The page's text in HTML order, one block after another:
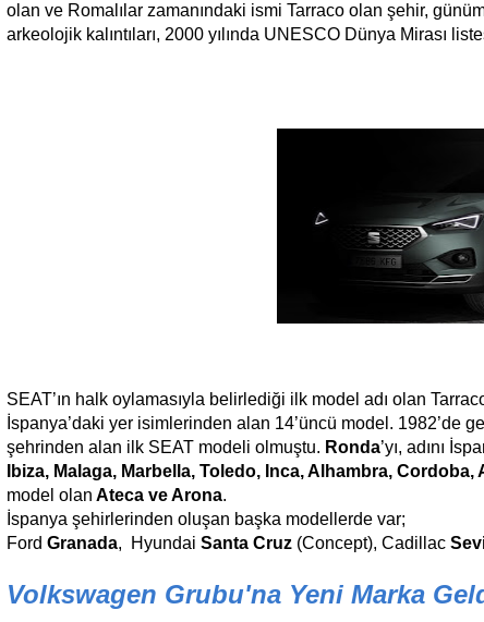
olan ve Romalılar zamanındaki ismi Tarraco olan şehir,
arkeolojik kalıntıları, 2000 yılında UNESCO Dünya Mirası
SEAT’ın halk oylamasıyla belirlediği ilk model adı olan
İspanya’daki yer isimlerinden alan 14’üncü model. 1982’de
şehrinden alan ilk SEAT modeli olmuştu. Ronda’yı, adını
Ibiza, Malaga, Marbella, Toledo, Inca, Alhambra, Cordoba,
model olan Ateca ve Arona.
İspanya şehirlerinden oluşan başka modellerde var;
Ford Granada, Hyundai Santa Cruz (Concept), Cadillac
Volkswagen Grubu'na Yeni Marka